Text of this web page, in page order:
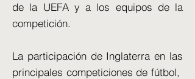
de la UEFA y a los equipos de la
competición.
La participación de Inglaterra en las
principales competiciones de fútbol, ​​